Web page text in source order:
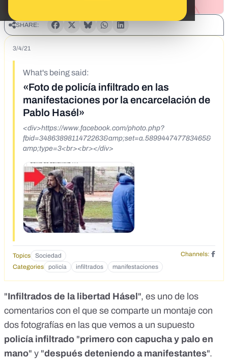
SHARE:
3/4/21
What's being said:
«Foto de policía infiltrado en las
manifestaciones por la encarcelación de
Pablo Hasél»
<div>https://www.facebook.com/photo.php?
fbid=3486389811472263&amp;set=a.589944747783465&
amp;type=3<br><br></div>
Topics Sociedad
Channels:
Categories
policía infiltrados manifestaciones
"Infiltrados de la libertad Hásel ", es uno de los
comentarios con el que se comparte un montaje con
dos fotografías en las que vemos a un supuesto
policía infiltrado "primero con capucha y palo en
mano" y "después deteniendo a manifestantes".